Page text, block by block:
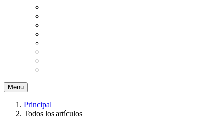
Menú
Principal
Todos los artículos